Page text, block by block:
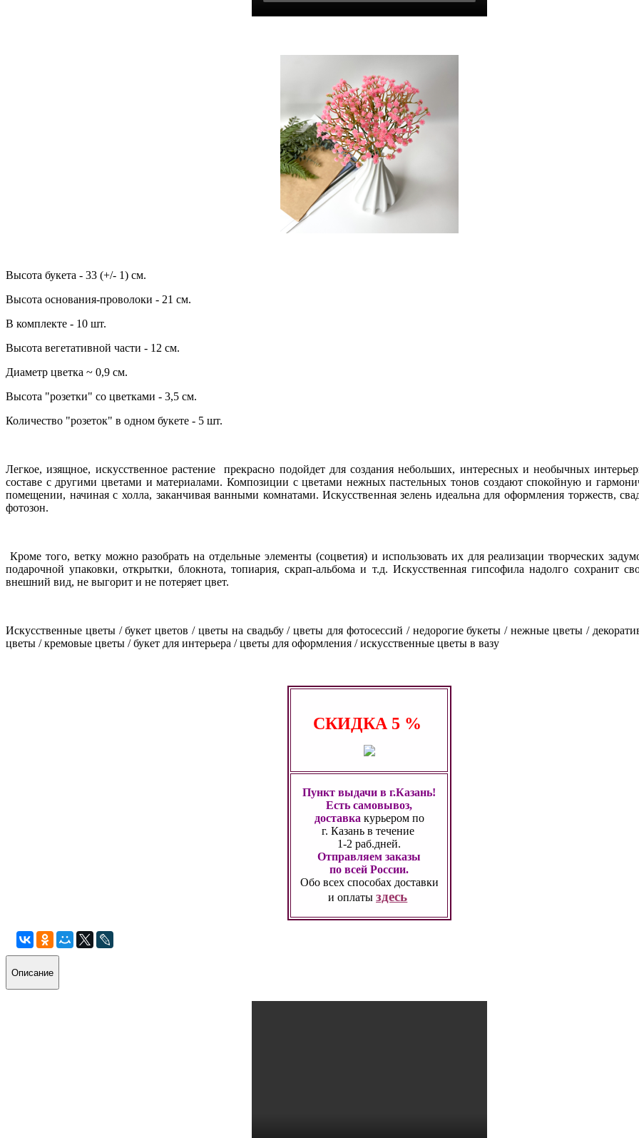
Высота букета - 33 (+/- 1) см.
Высота основания-проволоки - 21 см.
В комплекте - 10 шт.
Высота вегетативной части - 12 см.
Диаметр цветка ~ 0,9 см.
Высота "розетки" со цветками - 3,5 см.
Количество "розеток" в одном букете - 5 шт.
Легкое, изящное, искусственное растение прекрасно подойдет для создания небольших, интересных и необычных
составе с другими цветами и материалами. Композиции с цветами нежных пастельных тонов создают спокойную и
помещении, начиная с холла, заканчивая ванными комнатами. Искусственная зелень идеальна для оформления торжеств,
фотозон.
Кроме того, ветку можно разобрать на отдельные элементы (соцветия) и использовать их для реализации творческих
подарочной упаковки, открытки, блокнота, топиария, скрап-альбома и т.д. Искусственная гипсофила надолго сохранит
внешний вид, не выгорит и не потеряет цвет.
Искусственные цветы / букет цветов / цветы на свадьбу / цветы для фотосессий / недорогие букеты / нежные цветы /
цветы / кремовые цветы / букет для интерьера / цветы для оформления / искусственные цветы в вазу
СКИДКА 5 %
Пункт выдачи в г.Казань!
Есть самовывоз,
доставка курьером по
г. Казань в течение
1-2 раб.дней.
Отправляем заказы
по всей России.
Обо всех способах доставки
и оплатыздесь
Описание